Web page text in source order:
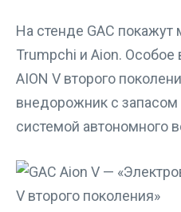
На стенде GAC
Trumpchi и Aion. Особое
AION V второго
внедорожник с
системой автономного